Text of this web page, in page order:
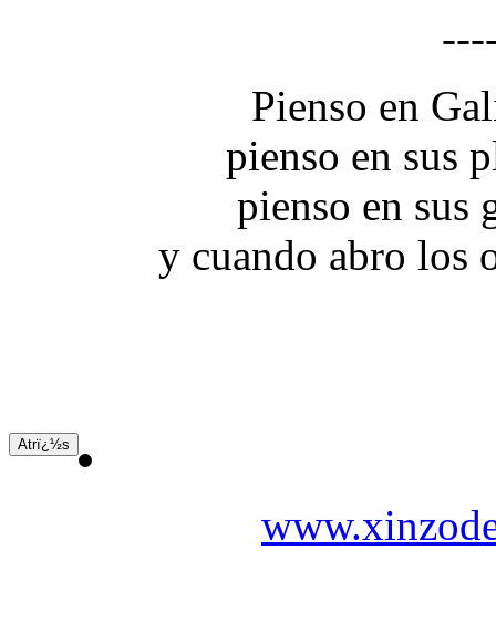
Pienso en
pienso en sus
pienso en sus
y cuando abro los